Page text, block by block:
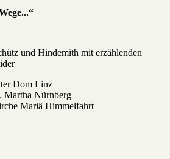
und Hindemith mit erzählenden
Dom Linz
Nürnberg
Mariä Himmelfahrt